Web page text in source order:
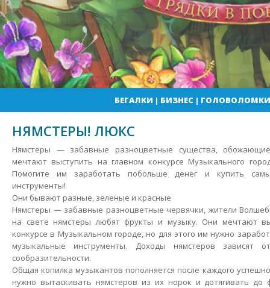
БЕГАЛКИ | БИЗНЕС| ГОЛОВОЛОМКИ
НЯМСТЕРЫ! ЛЮКС
Нямстеры — забавные разноцветные существа,
мечтают выступить на главном конкурсе Музыкального
Помогите им заработать побольше денег и купить
инструменты!
Они бывают разные, зеленые и красные
Нямстеры — забавные разноцветные червячки, жители
на свете нямстеры любят фрукты и музыку. Они мечтают
конкурсе в Музыкальном городе, но для этого им нужно
музыкальные инструменты. Доходы нямстеров зависят
сообразительности.
Общая копилка музыкантов пополняется после каждого
нужно вытаскивать нямстеров из их норок и дотягивать до